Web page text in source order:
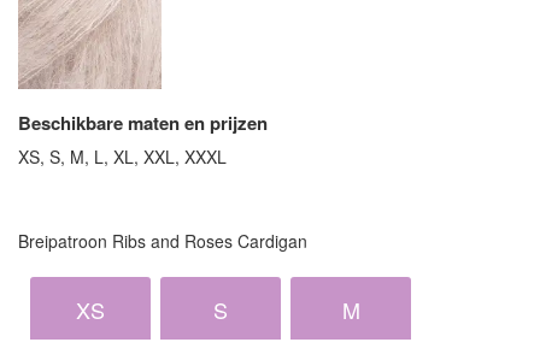
Beschikbare maten en prijzen
XS, S, M, L, XL, XXL, XXXL
Breipatroon Ribs and Roses Cardigan
XS S M